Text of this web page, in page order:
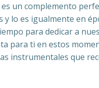
un complemento
lo es igualmente en
para dedicar a
para ti en estos
instrumentales que